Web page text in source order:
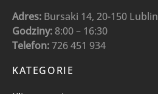
Adres: Bursaki 14, 20-150 Lublin
Godziny: 8:00 – 16:30
Telefon:726 451 934
KATEGORIE